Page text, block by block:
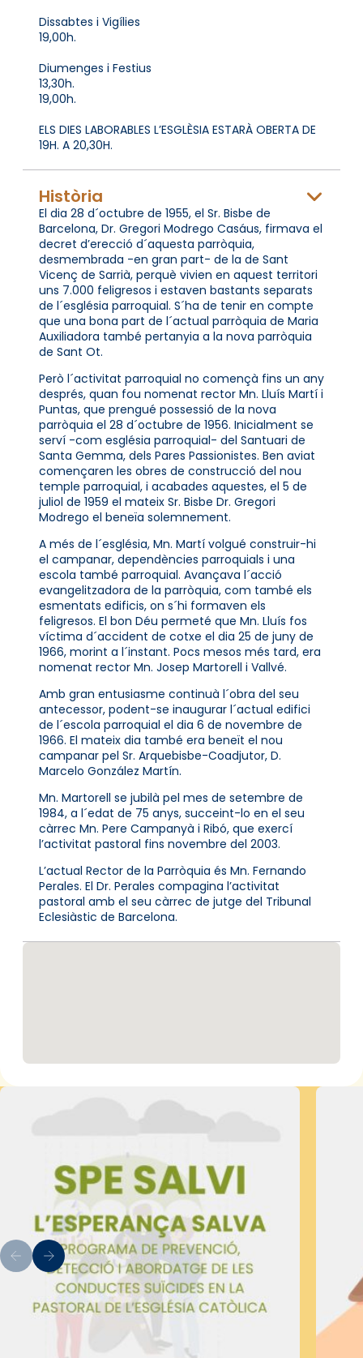
Dissabtes i Vigílies
19,00h.
Diumenges i Festius
13,30h.
19,00h.
ELS DIES LABORABLES L’ESGLÈSIA ESTARÀ OBERTA DE
19H. A 20,30H.
Història
El dia 28 d´octubre de 1955, el Sr. Bisbe de
Barcelona, Dr. Gregori Modrego Casáus, firmava el
decret d’erecció d´aquesta parròquia,
desmembrada -en gran part- de la de Sant
Vicenç de Sarrià, perquè vivien en aquest territori
uns 7.000 feligresos i estaven bastants separats
de l´església parroquial. S´ha de tenir en compte
que una bona part de l´actual parròquia de Maria
Auxiliadora també pertanyia a la nova parròquia
de Sant Ot.
Però l´activitat parroquial no començà fins un any
després, quan fou nomenat rector Mn. Lluís Martí i
Puntas, que prengué possessió de la nova
parròquia el 28 d´octubre de 1956. Inicialment se
serví -com església parroquial- del Santuari de
Santa Gemma, dels Pares Passionistes. Ben aviat
començaren les obres de construcció del nou
temple parroquial, i acabades aquestes, el 5 de
juliol de 1959 el mateix Sr. Bisbe Dr. Gregori
Modrego el beneïa solemnement.
A més de l´església, Mn. Martí volgué construir-hi
el campanar, dependències parroquials i una
escola també parroquial. Avançava l´acció
evangelitzadora de la parròquia, com també els
esmentats edificis, on s´hi formaven els
feligresos. El bon Déu permeté que Mn. Lluís fos
víctima d´accident de cotxe el dia 25 de juny de
1966, morint a l´instant. Pocs mesos més tard, era
nomenat rector Mn. Josep Martorell i Vallvé.
Amb gran entusiasme continuà l´obra del seu
antecessor, podent-se inaugurar l´actual edifici
de l´escola parroquial el dia 6 de novembre de
1966. El mateix dia també era beneït el nou
campanar pel Sr. Arquebisbe-Coadjutor, D.
Marcelo González Martín.
Mn. Martorell se jubilà pel mes de setembre de
1984, a l´edat de 75 anys, succeint-lo en el seu
càrrec Mn. Pere Campanyà i Ribó, que exercí
l’activitat pastoral fins novembre del 2003.
L’actual Rector de la Parròquia és Mn. Fernando
Perales. El Dr. Perales compagina l’activitat
pastoral amb el seu càrrec de jutge del Tribunal
Eclesiàstic de Barcelona.